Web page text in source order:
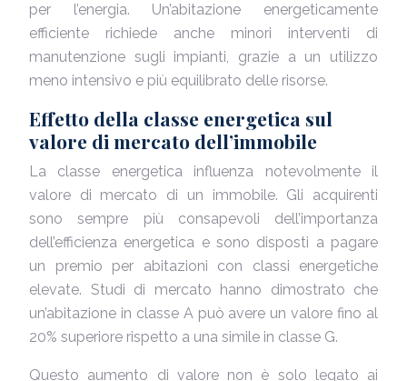
per l’energia. Un’abitazione energeticamente
efficiente richiede anche minori interventi di
manutenzione sugli impianti, grazie a un utilizzo
meno intensivo e più equilibrato delle risorse.
Effetto della classe energetica sul
valore di mercato dell’immobile
La classe energetica influenza notevolmente il
valore di mercato di un immobile. Gli acquirenti
sono sempre più consapevoli dell’importanza
dell’efficienza energetica e sono disposti a pagare
un premio per abitazioni con classi energetiche
elevate. Studi di mercato hanno dimostrato che
un’abitazione in classe A può avere un valore fino al
20% superiore rispetto a una simile in classe G.
Questo aumento di valore non è solo legato ai